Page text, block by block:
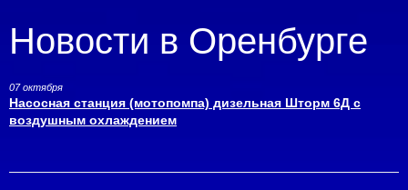
Новости в Оренбурге
07 октября
Насосная станция (мотопомпа) дизельная Шторм 6Д с
воздушным охлаждением